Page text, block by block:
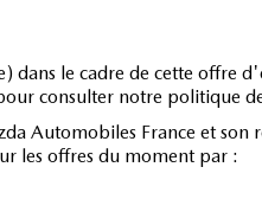
dans le cadre de cette offre
consulter notre politique
Automobiles France et son
les offres du moment par :